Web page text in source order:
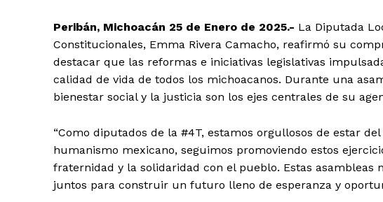
Peribán, Michoacán 25 de Enero de 2025.- La Diputada
Constitucionales, Emma Rivera Camacho, reafirmó su
destacar que las reformas e iniciativas legislativas
calidad de vida de todos los michoacanos. Durante una
bienestar social y la justicia son los ejes centrales de su
“Como diputados de la #4T, estamos orgullosos de estar
humanismo mexicano, seguimos promoviendo estos
fraternidad y la solidaridad con el pueblo. Estas asambleas
juntos para construir un futuro lleno de esperanza y